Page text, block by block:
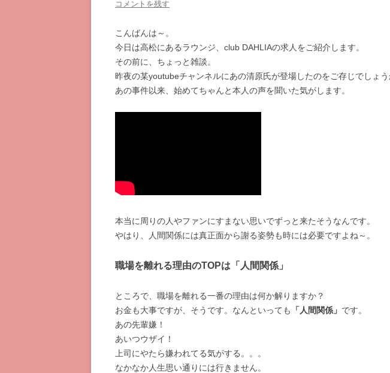
コメントを残す
こんばんは～。
今日は高松にあるラウンジ、club DAHLIAの求人をご紹介します。
その前に、ちょっと雑談。
昨夜の某youtubeチャンネルにあの清原氏が登場したのをご存じでしょう
あの事件以来、始めてちゃんと本人の声を聞いた気がします。
本当に周りの人やファンにすまない思いでずっと来たそうなんです。
やはり、人間関係には真正面から謝る姿勢も時には必要ですよね～。
職場を離れる理由のTOPは「人間関係」
ところで、職場を離れる一番の理由は何か解りますか？
お金も大事ですが、そうです。なんといっても
「人間関係」 です。
あの先輩嫌！
あいつウザイ！
上司にやたら嫌われてる気がする。。。
なかなか人生思い通りには行きません。